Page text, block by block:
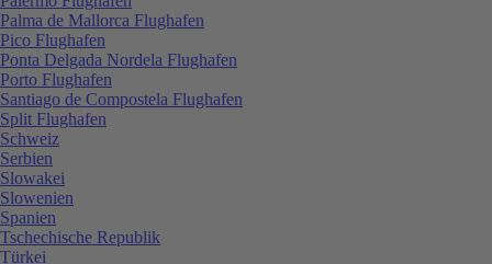
Palma de Mallorca Flughafen
Pico Flughafen
Ponta Delgada Nordela Flughafen
Porto Flughafen
Santiago de Compostela Flughafen
Split Flughafen
Schweiz
Serbien
Slowakei
Slowenien
Spanien
Tschechische Republik
Türkei